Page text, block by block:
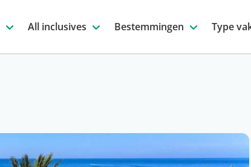
All inclusives Bestemmingen Type